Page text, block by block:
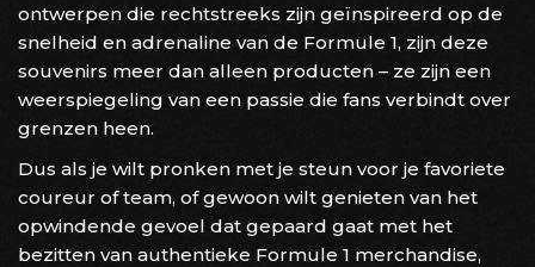
ontwerpen die rechtstreeks zijn geïnspireerd op de
snelheid en adrenaline van de Formule 1, zijn deze
souvenirs meer dan alleen producten – ze zijn een
weerspiegeling van een passie die fans verbindt over
grenzen heen.
Dus als je wilt pronken met je steun voor je favoriete
coureur of team, of gewoon wilt genieten van het
opwindende gevoel dat gepaard gaat met het
bezitten van authentieke Formule 1 merchandise,